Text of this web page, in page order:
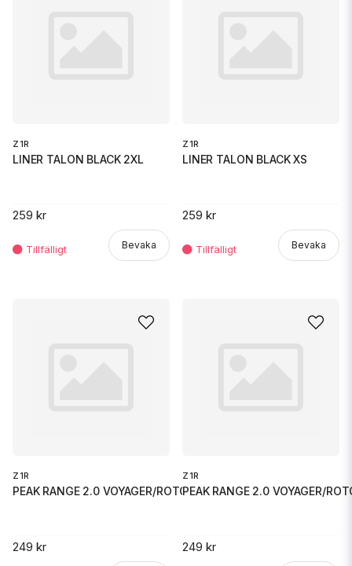
Z1R
LINER TALON BLACK 2XL
259 kr
Bevaka
Z1R
LINER TALON BLACK XS
259 kr
Bevaka
Z1R
PEAK RANGE 2.0 VOYAGER/ROTOR B
249 kr
Z1R
PEAK RANGE 2.0 VOYAGER/
249 kr